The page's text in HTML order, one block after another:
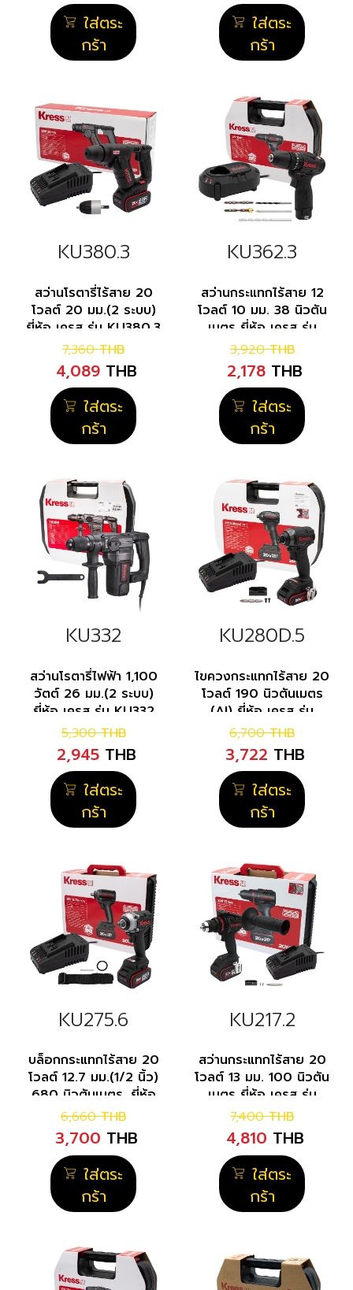
ใส่ตระ
กร้า
ใส่ตระ
กร้า
KU380.3
สว่านโรตารี่ไร้สาย 20
โวลต์ 20 มม.(2 ระบบ)
ยี่ห้อ เครส รุ่น KU380.3
7,360 THB
4,089 THB
ใส่ตระ
กร้า
KU362.3
สว่านกระแทกไร้สาย 12
โวลต์ 10 มม. 38 นิวตัน
เมตร ยี่ห้อ เครส รุ่น
KU362.3
3,920 THB
2,178 THB
ใส่ตระ
กร้า
KU332
สว่านโรตารี่ไฟฟ้า 1,100
วัตต์ 26 มม.(2 ระบบ)
ยี่ห้อ เครส รุ่น KU332
5,300 THB
2,945 THB
ใส่ตระ
กร้า
KU280D.5
ไขควงกระแทกไร้สาย 20
โวลต์ 190 นิวตันเมตร
(AI) ยี่ห้อ เครส รุ่น
KU280D.5
6,700 THB
3,722 THB
ใส่ตระ
กร้า
KU275.6
บล็อกกระแทกไร้สาย 20
โวลต์ 12.7 มม.(1/2 นิ้ว)
680 นิวตันเมตร. ยี่ห้อ
เครส รุ่น KU275.6
6,660 THB
3,700 THB
ใส่ตระ
กร้า
KU217.2
สว่านกระแทกไร้สาย 20
โวลต์ 13 มม. 100 นิวตัน
เมตร ยี่ห้อ เครส รุ่น
KU217.2
7,400 THB
4,810 THB
ใส่ตระ
กร้า